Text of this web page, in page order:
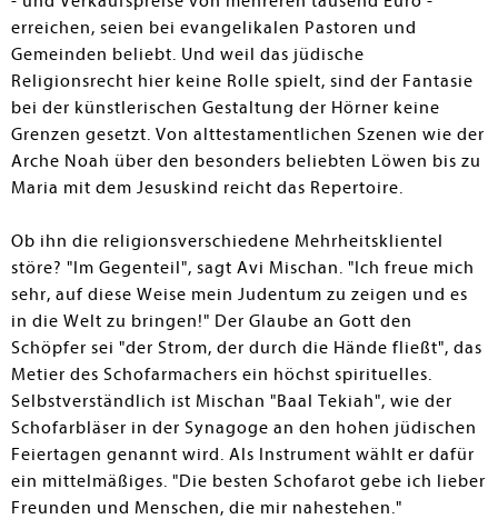
erreichen, seien bei evangelikalen Pastoren und
Gemeinden beliebt. Und weil das jüdische
Religionsrecht hier keine Rolle spielt, sind der Fantasie
bei der künstlerischen Gestaltung der Hörner keine
Grenzen gesetzt. Von alttestamentlichen Szenen wie der
Arche Noah über den besonders beliebten Löwen bis zu
Maria mit dem Jesuskind reicht das Repertoire.
Ob ihn die religionsverschiedene Mehrheitsklientel
störe? "Im Gegenteil", sagt Avi Mischan. "Ich freue mich
sehr, auf diese Weise mein Judentum zu zeigen und es
in die Welt zu bringen!" Der Glaube an Gott den
Schöpfer sei "der Strom, der durch die Hände fließt", das
Metier des Schofarmachers ein höchst spirituelles.
Selbstverständlich ist Mischan "Baal Tekiah", wie der
Schofarbläser in der Synagoge an den hohen jüdischen
Feiertagen genannt wird. Als Instrument wählt er dafür
ein mittelmäßiges. "Die besten Schofarot gebe ich lieber
Freunden und Menschen, die mir nahestehen."